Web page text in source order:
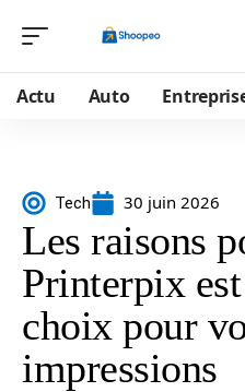
Actu Auto
Tech 30 juin 2026
Les raisons
Printerpix
choix pour
impressions